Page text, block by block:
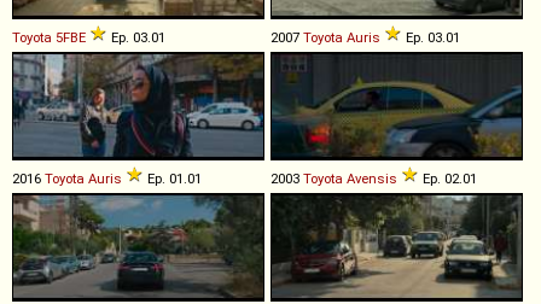
Toyota 5FBE Ep. 03.01 2007 Toyota Auris Ep. 03.01
2016 Toyota Auris Ep. 01.01 2003 Toyota Avensis Ep. 02.01